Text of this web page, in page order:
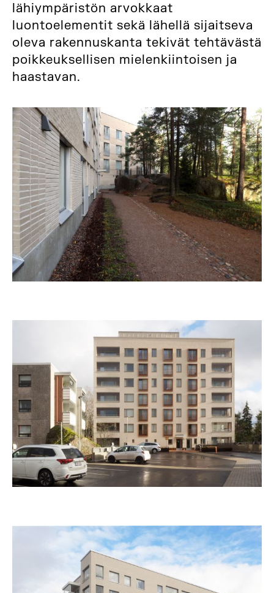
lähiympäristön arvokkaat
luontoelementit sekä lähellä sijaitseva
oleva rakennuskanta tekivät tehtävästä
poikkeuksellisen mielenkiintoisen ja
haastavan.